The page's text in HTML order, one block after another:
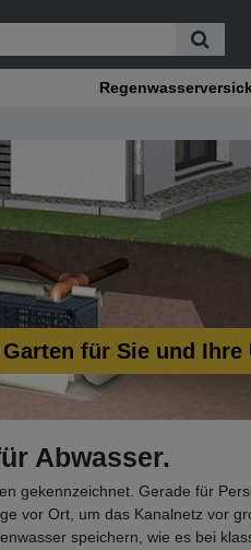
für Sie und Ihre
Abwasser.
gekennzeichnet. Gerade für
vor Ort, um das Kanalnetz vor
speichern, wie es bei